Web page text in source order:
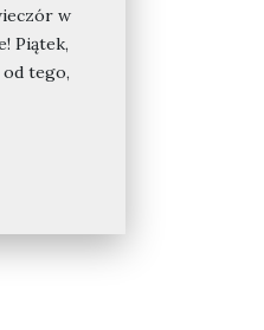
w
Piątek,
od tego,